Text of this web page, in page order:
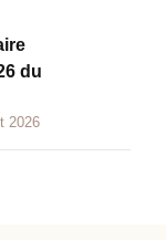
du
2026